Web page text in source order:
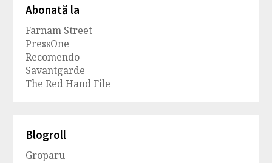
Abonată la
Farnam Street
PressOne
Recomendo
Savantgarde
The Red Hand File
Blogroll
Groparu